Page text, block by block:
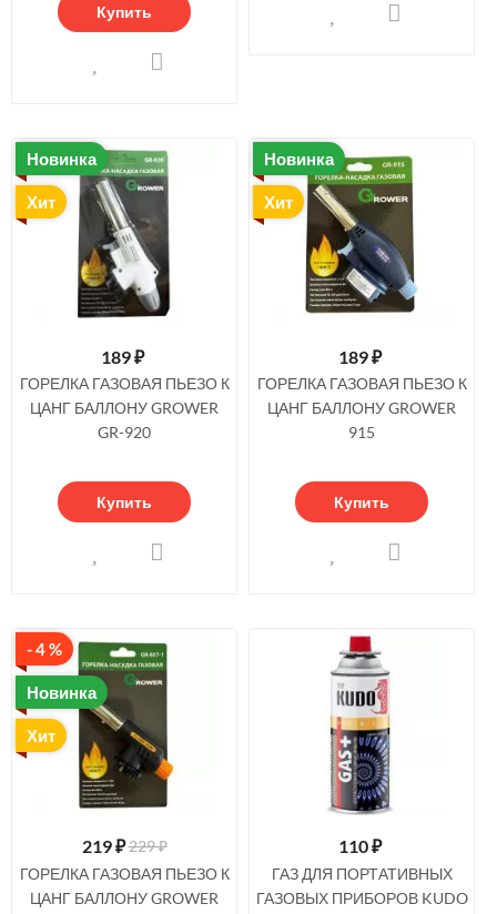
Купить
Новинка
Хит
189₽
ГОРЕЛКА ГАЗОВАЯ ПЬЕЗО К
ЦАНГ БАЛЛОНУ GROWER
GR-920
Купить
Новинка
Хит
189₽
ГОРЕЛКА ГАЗОВАЯ ПЬЕЗО К
ЦАНГ БАЛЛОНУ GROWER
915
Купить
- 4 %
Новинка
Хит
219₽229 ₽
ГОРЕЛКА ГАЗОВАЯ ПЬЕЗО К
ЦАНГ БАЛЛОНУ GROWER
110₽
ГАЗ ДЛЯ ПОРТАТИВНЫХ
ГАЗОВЫХ ПРИБОРОВ KUDO